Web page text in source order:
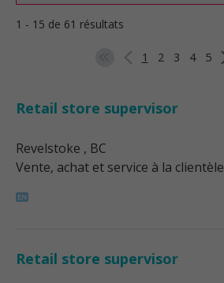
1 - 15 de 61 résultats
1 2 3 4 5
Retail store supervisor
Revelstoke , BC
Vente, achat et service à la clientèle
Retail store supervisor